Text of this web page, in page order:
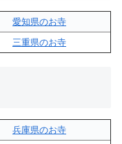
愛知県のお寺
三重県のお寺
兵庫県のお寺